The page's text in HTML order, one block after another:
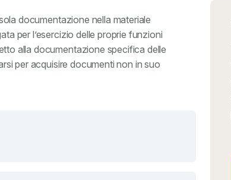
documentazione nella materiale
per l’esercizio delle proprie funzioni
alla documentazione specifica delle
per acquisire documenti non in suo